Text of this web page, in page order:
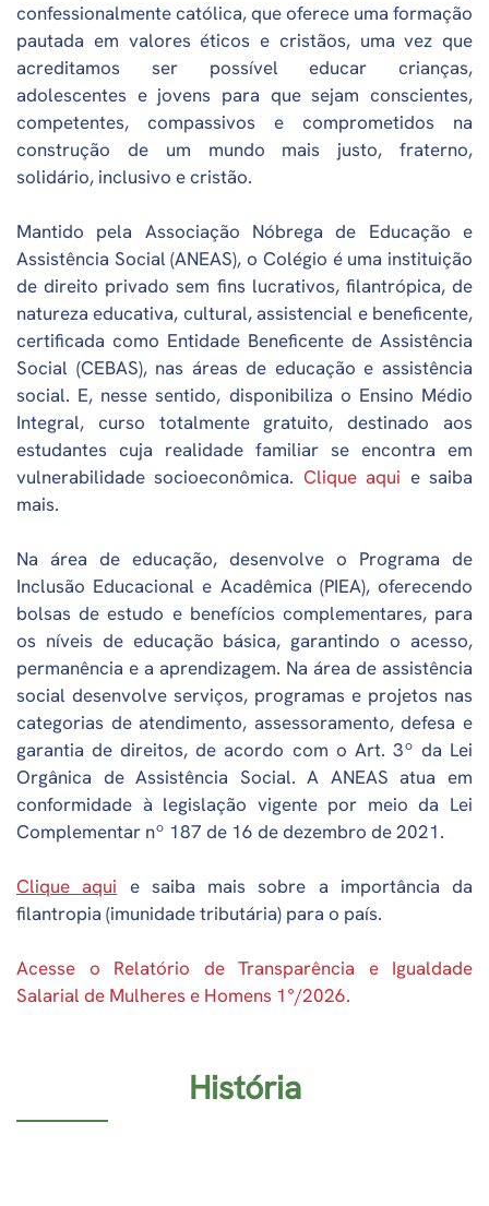
confessionalmente católica, que oferece uma formação
pautada em valores éticos e cristãos, uma vez que
acreditamos ser possível educar crianças,
adolescentes e jovens para que sejam conscientes,
competentes, compassivos e comprometidos na
construção de um mundo mais justo, fraterno,
solidário, inclusivo e cristão.
Mantido pela Associação Nóbrega de Educação e
Assistência Social (ANEAS), o Colégio é uma instituição
de direito privado sem fins lucrativos, filantrópica, de
natureza educativa, cultural, assistencial e beneficente,
certificada como Entidade Beneficente de Assistência
Social (CEBAS), nas áreas de educação e assistência
social. E, nesse sentido, disponibiliza o Ensino Médio
Integral, curso totalmente gratuito, destinado aos
estudantes cuja realidade familiar se encontra em
vulnerabilidade socioeconômica. Clique aqui e saiba
mais.
Na área de educação, desenvolve o Programa de
Inclusão Educacional e Acadêmica (PIEA), oferecendo
bolsas de estudo e benefícios complementares, para
os níveis de educação básica, garantindo o acesso,
permanência e a aprendizagem. Na área de assistência
social desenvolve serviços, programas e projetos nas
categorias de atendimento, assessoramento, defesa e
garantia de direitos, de acordo com o Art. 3º da Lei
Orgânica de Assistência Social. A ANEAS atua em
conformidade à legislação vigente por meio da Lei
Complementar nº 187 de 16 de dezembro de 2021.
Clique aqui e saiba mais sobre a importância da
filantropia (imunidade tributária) para o país.
Acesse o Relatório de Transparência e Igualdade
Salarial de Mulheres e Homens 1°/2026.
História